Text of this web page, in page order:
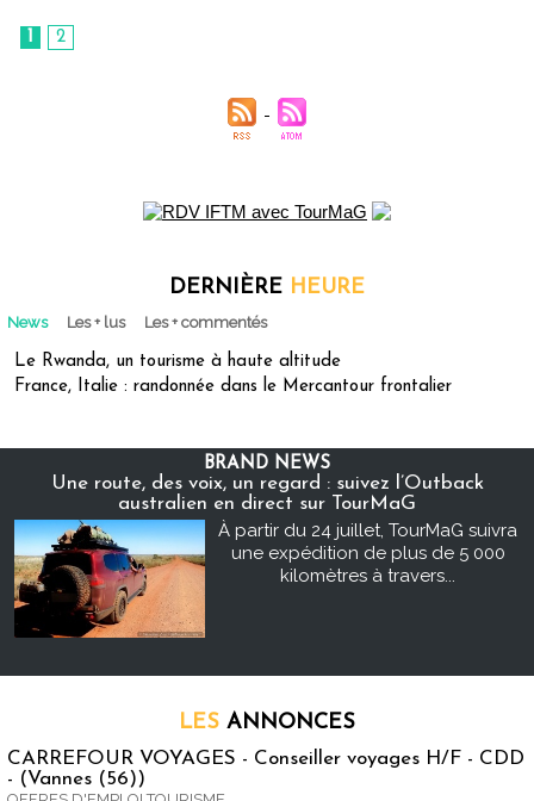
1 2
DERNIÈRE HEURE
News Les + lus Les + commentés
Le Rwanda, un tourisme à haute altitude
France, Italie : randonnée dans le Mercantour frontalier
BRAND NEWS
Une route, des voix, un regard : suivez l’Outback
australien en direct sur TourMaG
À partir du 24 juillet, TourMaG suivra
une expédition de plus de 5 000
kilomètres à travers...
LES ANNONCES
CARREFOUR VOYAGES - Conseiller voyages H/F - CDD
- (Vannes (56))